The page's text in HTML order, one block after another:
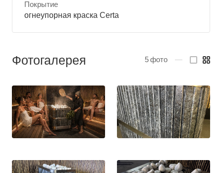
Покрытие
огнеупорная краска Certa
Фотогалерея 5фото —